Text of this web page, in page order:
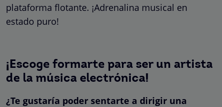
plataforma flotante. ¡Adrenalina musical en
estado puro!
¡Escoge formarte para ser un artista
de la música electrónica!
¿Te gustaría poder sentarte a dirigir una